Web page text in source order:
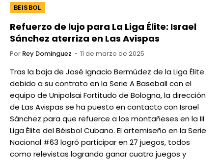
BEISBOL
Refuerzo de lujo para La Liga Élite: Israel
Sánchez aterriza en Las Avispas
Por Rey Dominguez 11 de marzo de 2025
Tras la baja de José Ignacio Bermúdez de la Liga Élite
debido a su contrato en la Serie A Baseball con el
equipo de Unipolsai Fortitudo de Bologna, la dirección
de Las Avispas se ha puesto en contacto con Israel
Sánchez para que refuerce a los montañeses en la III
Liga Élite del Béisbol Cubano. El artemiseño en la Serie
Nacional #63 logró participar en 27 juegos, todos
como relevistas logrando ganar cuatro juegos y